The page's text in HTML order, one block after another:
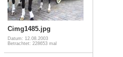
Cimg1485.jpg
Datum: 12.08.2003
Betrachtet: 228653 mal